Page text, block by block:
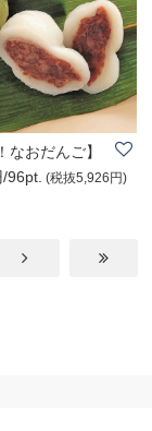
なおだんご】
®..
96pt. (税抜5,926円)